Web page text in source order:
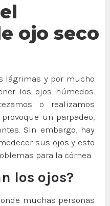
ojo seco
lágrimas y por mucho
los ojos húmedos.
o realizamos
un parpadeo,
Sin embargo, hay
sus ojos y esto
para la córnea.
los ojos?
muchas personas